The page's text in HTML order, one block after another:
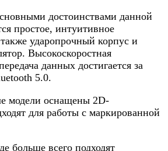
достоинствами данной
простое, интуитивное
ударопрочный корпус и
Высокоскоростная
данных достигается за
5.0.
модели оснащены 2D-
для работы с маркированной
больше всего подходят